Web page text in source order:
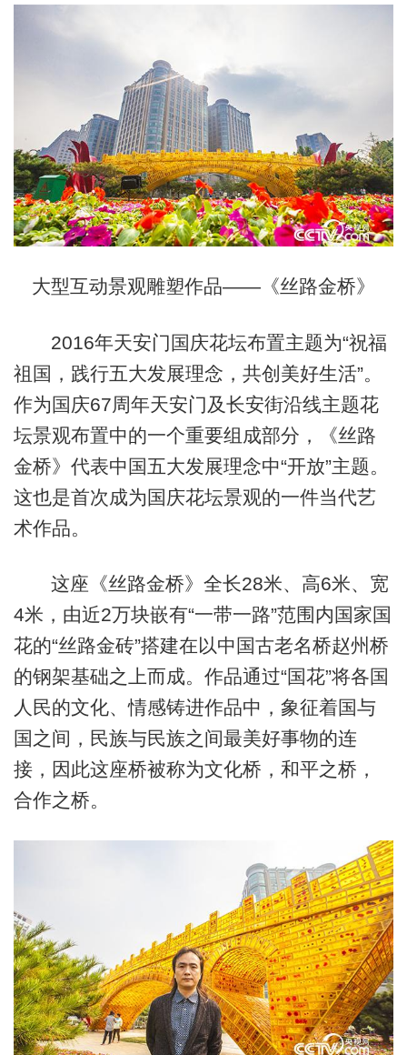
大型互动景观雕塑作品——《丝路金桥》
2016年天安门国庆花坛布置主题为“祝福
祖国，践行五大发展理念，共创美好生活”。
作为国庆67周年天安门及长安街沿线主题花
坛景观布置中的一个重要组成部分，《丝路
金桥》代表中国五大发展理念中“开放”主题。
这也是首次成为国庆花坛景观的一件当代艺
术作品。
这座《丝路金桥》全长28米、高6米、宽
4米，由近2万块嵌有“一带一路”范围内国家国
花的“丝路金砖”搭建在以中国古老名桥赵州桥
的钢架基础之上而成。作品通过“国花”将各国
人民的文化、情感铸进作品中，象征着国与
国之间，民族与民族之间最美好事物的连
接，因此这座桥被称为文化桥，和平之桥，
合作之桥。